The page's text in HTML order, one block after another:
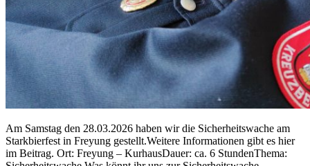
Am Samstag den 28.03.2026 haben wir die Sicherheitswache am
Starkbierfest in Freyung gestellt.Weitere Informationen gibt es hier
im Beitrag. Ort: Freyung – KurhausDauer: ca. 6 StundenThema: